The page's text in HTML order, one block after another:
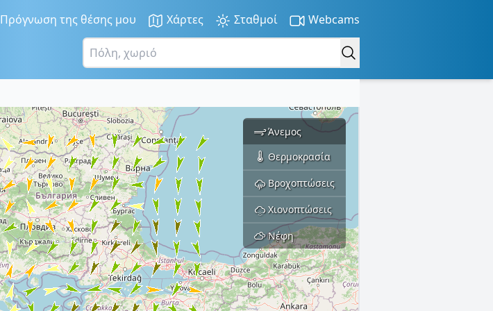
Πρόγνωση της θέσης μου Χάρτες Σταθμοί Webcams
Άνεμος
Θερμοκρασία
Βροχοπτώσεις
Χιονοπτώσεις
Νέφη